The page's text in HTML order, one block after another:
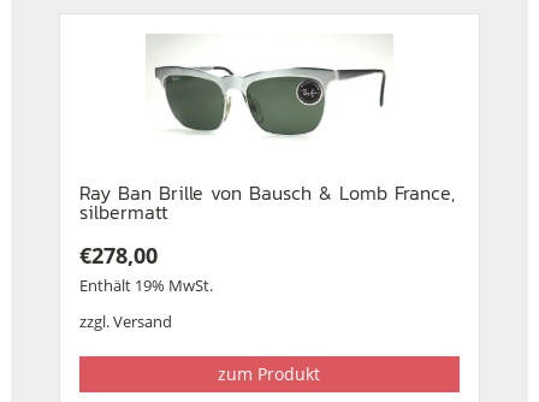
Ray Ban Brille von Bausch & Lomb France,
silbermatt
€278,00
Enthält 19% MwSt.
zzgl.Versand
zum Produkt